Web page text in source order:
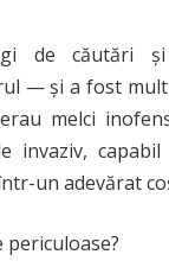
de căutări și
— și a fost
melci
invaziv,
un adevărat
periculoase?